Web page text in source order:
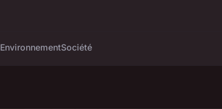
EnvironnementSociété